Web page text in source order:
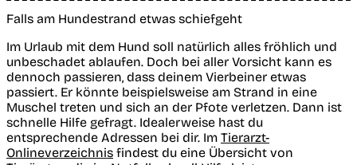
Falls am Hundestrand etwas schiefgeht
Im Urlaub mit dem Hund soll natürlich alles fröhlich und
unbeschadet ablaufen. Doch bei aller Vorsicht kann es
dennoch passieren, dass deinem Vierbeiner etwas
passiert. Er könnte beispielsweise am Strand in eine
Muschel treten und sich an der Pfote verletzen. Dann ist
schnelle Hilfe gefragt. Idealerweise hast du
entsprechende Adressen bei dir. Im Tierarzt-
Onlineverzeichnis findest du eine Übersicht von